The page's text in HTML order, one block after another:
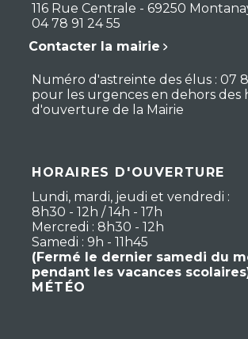
116 Rue Centrale - 69250
04 78 91 24 55
Contacter la mairie
Numéro d'astreinte des élus : 07
pour les urgences en dehors des
d'ouverture de la Mairie
HORAIRES D'OUVERTURE
Lundi, mardi, jeudi et vendredi :
8h30 - 12h / 14h - 17h
Mercredi : 8h30 - 12h
Samedi : 9h - 11h45
(Fermé le dernier samedi du
pendant les vacances
MÉTÉO